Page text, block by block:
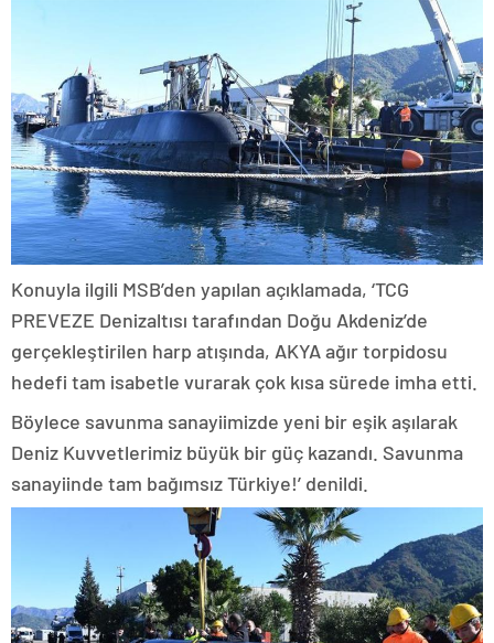
Konuyla ilgili MSB’den yapılan açıklamada, ‘TCG
PREVEZE Denizaltısı tarafından Doğu Akdeniz’de
gerçekleştirilen harp atışında, AKYA ağır torpidosu
hedefi tam isabetle vurarak çok kısa sürede imha etti.
Böylece savunma sanayiimizde yeni bir eşik aşılarak
Deniz Kuvvetlerimiz büyük bir güç kazandı. Savunma
sanayiinde tam bağımsız Türkiye!’ denildi.